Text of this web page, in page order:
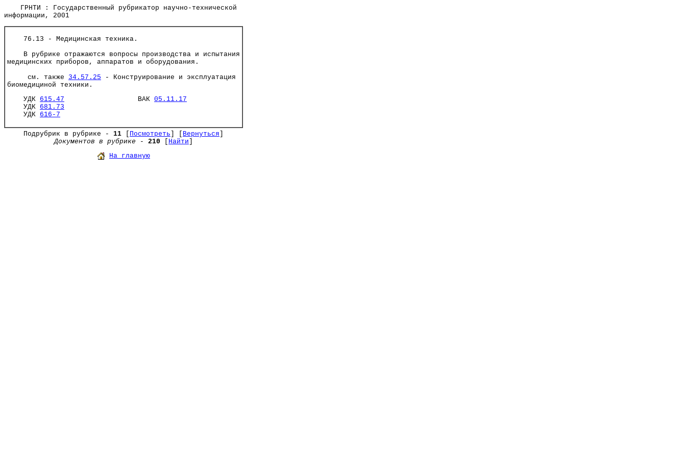
ГРНТИ : Государственный рубрикатор научно-технической
информации, 2001
76.13 - Медицинская техника.
В рубрике отражаются вопросы производства и испытания
медицинских приборов, аппаратов и оборудования.
см. также 34.57.25 - Конструирование и эксплуатация
биомедициной техники.
УДК 615.47 ВАК 05.11.17
УДК 681.73
УДК 616-7
Подрубрик в рубрике - 11 Посмотреть Вернуться
Документов в рубрике - 210 Найти
На главную